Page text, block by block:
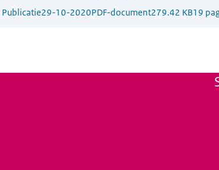
Publicatie29-10-2020PDF-document279.42 KB19